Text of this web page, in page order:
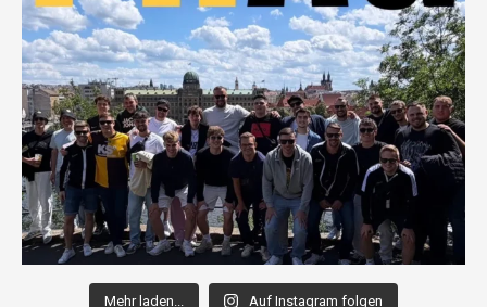
Mehr laden... Auf Instagram folgen